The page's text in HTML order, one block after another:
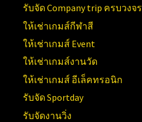
รับจัด Company trip ครบวงจร
ให้เช่าเกมส์กีฬาสี
ให้เช่าเกมส์ Event
ให้เช่าเกมส์งานวัด
ให้เช่าเกมส์ อีเล็คทรอนิก
รับจัด Sportday
รับจัดงานวิ่ง